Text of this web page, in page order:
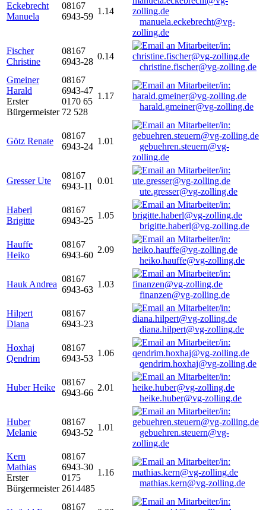
Eckebrecht
Manuela
08167
6943-59
1.14
manuela.eckebrecht@vg-
zolling.de
Fischer
Christine
08167
6943-28
0.14
christine.fischer@vg-zolling.de
Gmeiner
Harald
Erster
Bürgermeister
08167
6943-47
0170 65
72 528
1.17
harald.gmeiner@vg-zolling.de
Götz Renate
08167
6943-24
1.01
gebuehren.steuern@vg-
zolling.de
Gresser Ute
08167
6943-11
0.01
ute.gresser@vg-zolling.de
Haberl
Brigitte
08167
6943-25
1.05
brigitte.haberl@vg-zolling.de
Hauffe
Heiko
08167
6943-60
2.09
heiko.hauffe@vg-zolling.de
Hauk Andrea
08167
6943-63
1.03
finanzen@vg-zolling.de
Hilpert
Diana
08167
6943-23
diana.hilpert@vg-zolling.de
Hoxhaj
Qendrim
08167
6943-53
1.06
qendrim.hoxhaj@vg-zolling.de
Huber Heike
08167
6943-66
2.01
heike.huber@vg-zolling.de
Huber
Melanie
08167
6943-52
1.01
gebuehren.steuern@vg-
zolling.de
Kern
Mathias
Erster
Bürgermeister
08167
6943-30
0175
2614485
1.16
mathias.kern@vg-zolling.de
08167